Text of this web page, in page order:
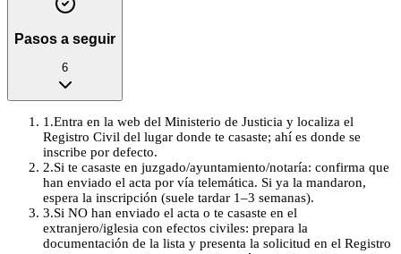
Pasos a seguir
6
1 .Entra en la web del Ministerio de Justicia y localiza el
Registro Civil del lugar donde te casaste; ahí es donde se
inscribe por defecto.
2.Si te casaste en juzgado/ayuntamiento/notaría: confirma que
han enviado el acta por vía telemática. Si ya la mandaron,
espera la inscripción (suele tardar 1–3 semanas).
3.Si NO han enviado el acta o te casaste en el
extranjero/iglesia con efectos civiles: prepara la
documentación de la lista y presenta la solicitud en el Registro